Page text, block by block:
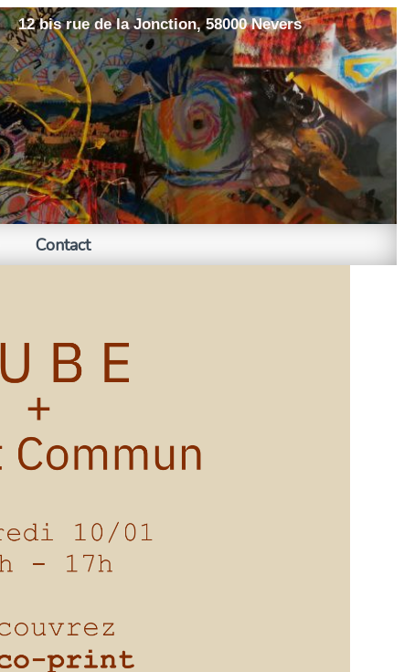
12 bis rue de la Jonction, 58000 Nevers
Contact